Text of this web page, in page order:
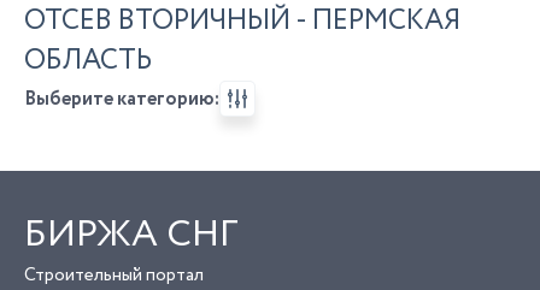
ОТСЕВ ВТОРИЧНЫЙ - ПЕРМСКАЯ
ОБЛАСТЬ
Выберите категорию:
БИРЖА СНГ
Строительный портал